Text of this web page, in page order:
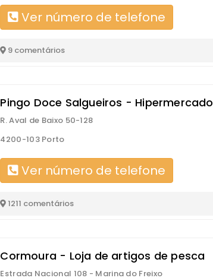
Ver número de telefone
9 comentários
Pingo Doce Salgueiros - Hipermercado
R. Aval de Baixo 50-128
4200-103 Porto
Ver número de telefone
1211 comentários
Cormoura - Loja de artigos de pesca
Estrada Nacional 108 - Marina do Freixo